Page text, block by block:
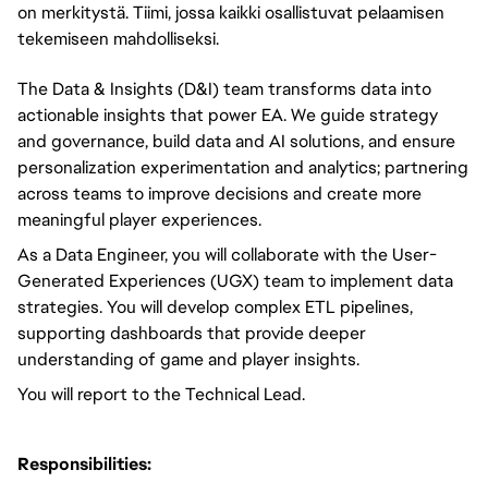
on merkitystä. Tiimi, jossa kaikki osallistuvat pelaamisen
tekemiseen mahdolliseksi.
The Data & Insights (D&I) team transforms data into
actionableinsights that power EA. We guide strategy
and governance, build data and AI solutions, and ensure
personalization experimentation and analytics; partnering
across teams to improve decisions and create more
meaningful player experiences.
As a Data Engineer,you willcollaborate with the User-
Generated Experiences (UGX) team to implement data
strategies.You willdevelop complex ETL pipelines,
supporting dashboards that provide deeper
understanding of game and player insights.
You will report to theTechnical Lead.
Responsibilities: